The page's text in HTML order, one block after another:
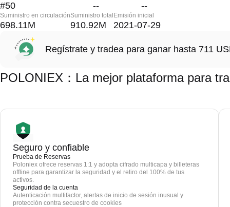
#50 -- --
Suministro en circulación
698.11M
Suministro total
910.92M
Emisión inicial
2021-07-29
Regístrate y tradea para ganar hasta 711
POLONIEX：La mejor plataforma para
Seguro y confiable
Prueba de Reservas
Poloniex ofrece reservas 1:1 y adopta cifrado multicapa y billeteras
offline para garantizar la seguridad y el retiro del 100% de tus
activos.
Seguridad de la cuenta
Autenticación multifactor, alertas de inicio de sesión inusual y
protección contra secuestro de cookies